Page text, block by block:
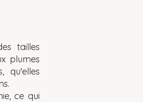
tailles
plumes
qu'elles
ce qui